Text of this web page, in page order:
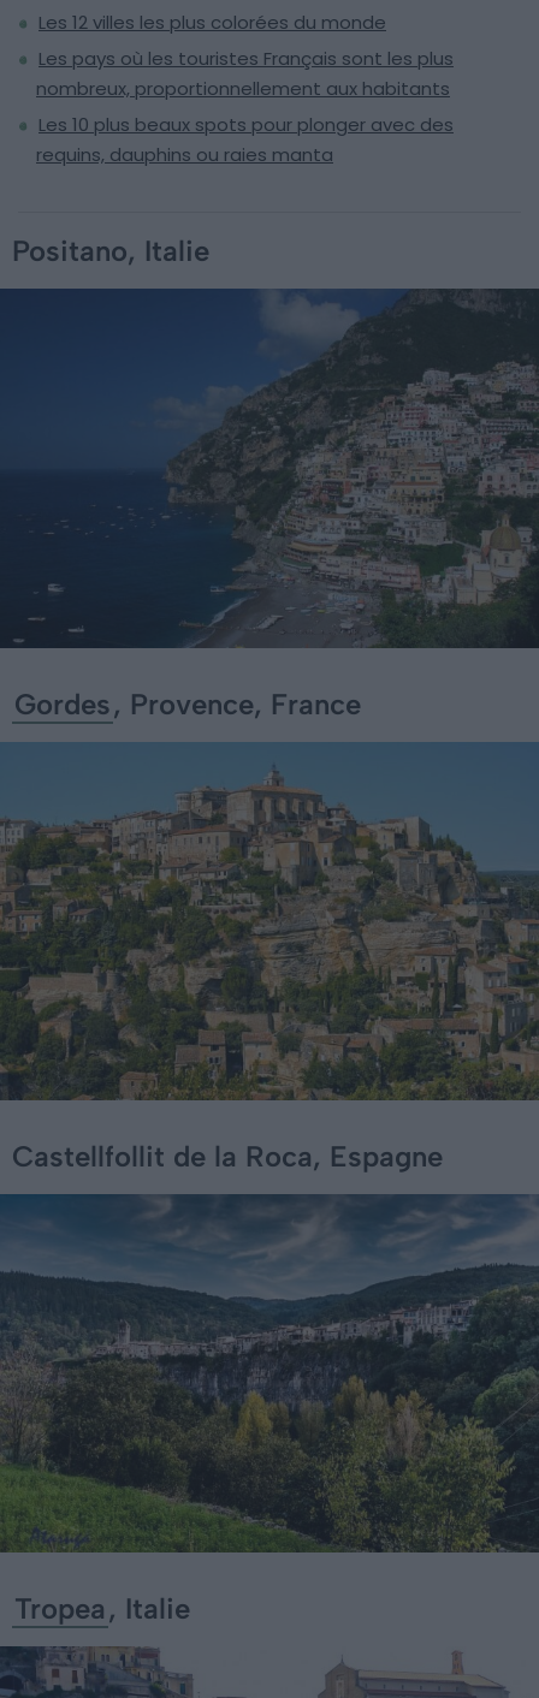
Les 12 villes les plus colorées du monde
Les pays où les touristes Français sont les plus
nombreux, proportionnellement aux habitants
Les 10 plus beaux spots pour plonger avec des
requins, dauphins ou raies manta
Positano, Italie
Gordes, Provence, France
Castellfollit de la Roca, Espagne
Tropea , Italie